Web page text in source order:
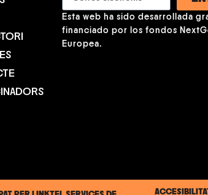
Esta web ha sido desarrollada
financiado por los fondos
Europea.